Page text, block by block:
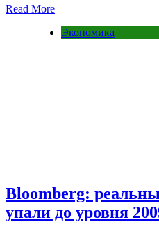
Read More
Экономика
Bloomberg:
упали до уровня